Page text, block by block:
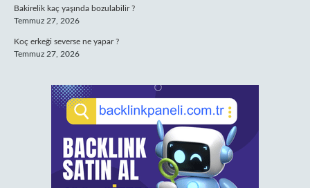
Bakirelik kaç yaşında bozulabilir ?
Temmuz 27, 2026
Koç erkeği severse ne yapar ?
Temmuz 27, 2026